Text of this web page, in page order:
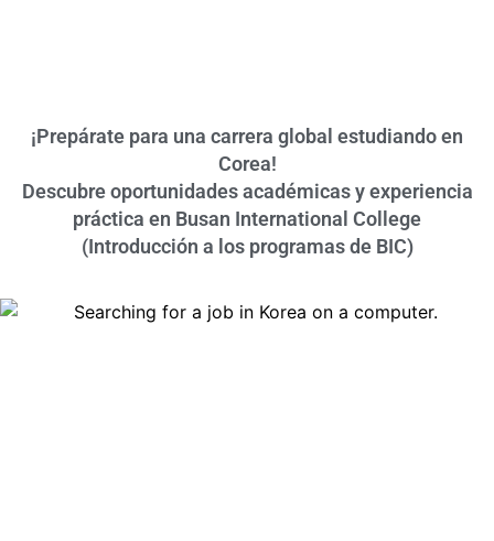
¡Prepárate para una carrera global estudiando en
Corea!
Descubre oportunidades académicas y experiencia
práctica en Busan International College
(Introducción a los programas de BIC)